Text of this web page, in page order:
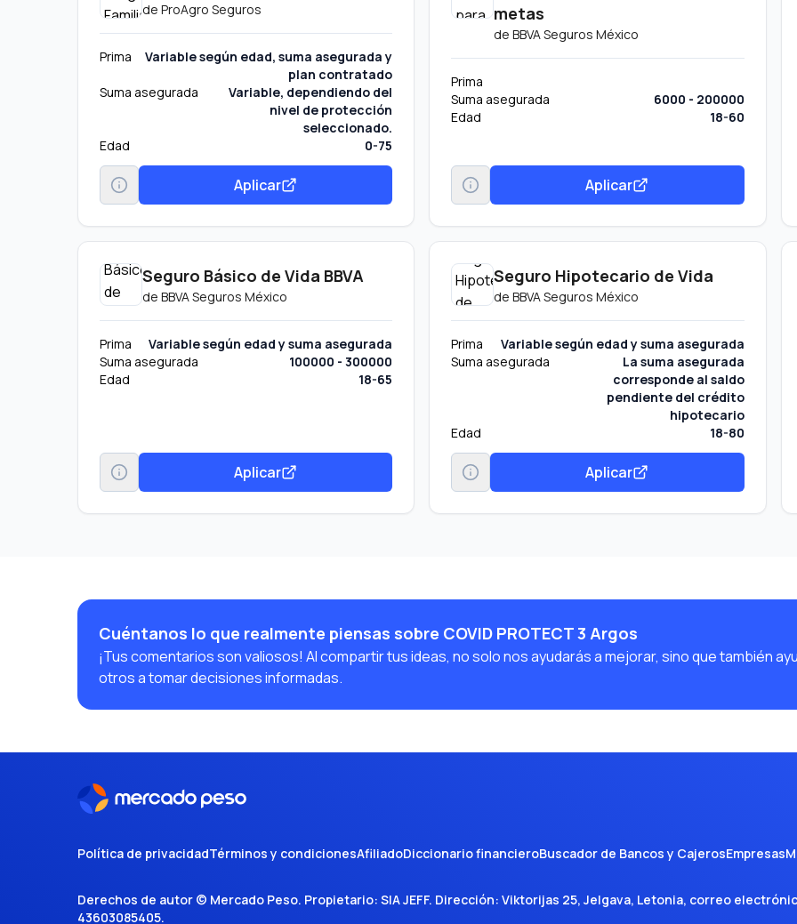
de ProAgro Seguros
Prima
Variable según edad, suma asegurada y
plan contratado
Suma asegurada
Variable, dependiendo del
nivel de protección
seleccionado.
Edad
0-75
Aplicar
metas
de BBVA Seguros México
Prima
Suma asegurada
6000 - 200000
Edad
18-60
Aplicar
Seguro Básico de Vida BBVA
de BBVA Seguros México
Prima
Variable según edad y suma asegurada
Suma asegurada
100000 - 300000
Edad
18-65
Aplicar
Seguro Hipotecario de Vida
de BBVA Seguros México
Prima
Variable según edad y suma asegurada
Suma asegurada
La suma asegurada
corresponde al saldo
pendiente del crédito
hipotecario
Edad
18-80
Aplicar
Cuéntanos lo que realmente piensas sobre COVID PROTECT 3 Argos
¡Tus comentarios son valiosos! Al compartir tus ideas, no solo nos ayudarás a mejorar, sino que también
otros a tomar decisiones informadas.
Política de privacidadTérminos y condicionesAfiliadoDiccionario financieroBuscador de Bancos y CajerosEmpresas
Derechos de autor © Mercado Peso. Propietario: SIA JEFF. Dirección: Viktorijas 25, Jelgava, Letonia, correo
43603085405.